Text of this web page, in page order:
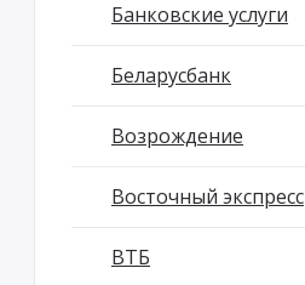
Банковские услуги
Беларусбанк
Возрождение
Восточный экспресс
ВТБ